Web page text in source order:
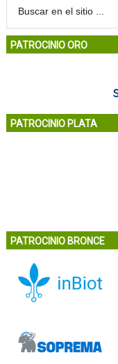
PATROCINIO ORO
PATROCINIO PLATA
PATROCINIO BRONCE